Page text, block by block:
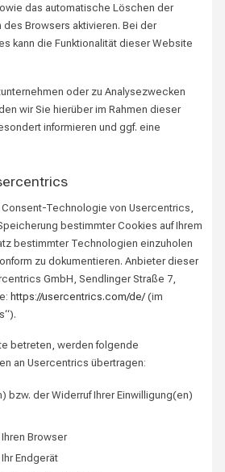
das automatische Löschen der
Browsers aktivieren. Bei der
kann die Funktionalität dieser Website
oder zu Analysezwecken
wir Sie hierüber im Rahmen dieser
informieren und ggf. eine
Technologie von Usercentrics,
bestimmter Cookies auf Ihrem
bestimmter Technologien einzuholen
zu dokumentieren. Anbieter dieser
GmbH, Sendlinger Straße 7,
https://usercentrics.com/de/(im
betreten, werden folgende
an Usercentrics übertragen:
bzw. der Widerruf Ihrer Einwilligung(en)
Browser
Endgerät